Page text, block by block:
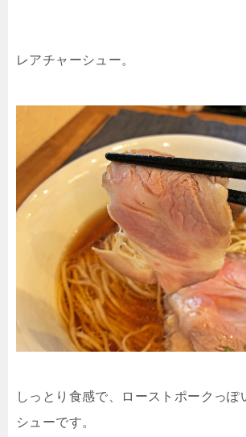
レアチャーシュー。
しっとり食感で、ローストポークっぽ
シューです。